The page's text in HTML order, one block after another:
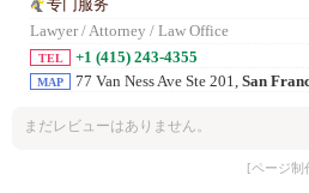
专门服务
Lawyer / Attorney / Law Office
TEL +1 (415) 243-4355
MAP 77 Van Ness Ave Ste 201, San
まだレビューはありません。
[ページ制